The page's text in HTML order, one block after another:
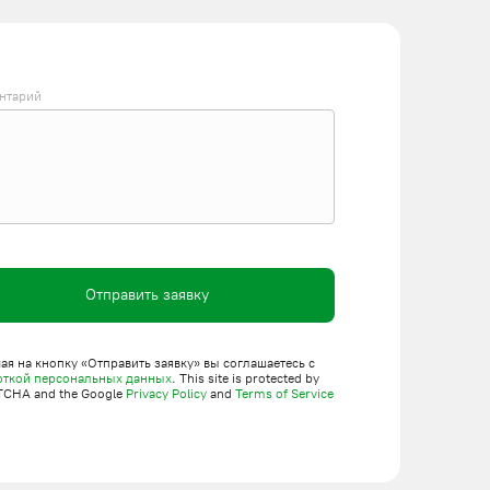
по низким ценам. Выполняем весь спектр
заявку на сайте или позвоните менеджерам по
Отправить заявку
на кнопку «Отправить заявку» вы соглашаетесь с
персональных данных. This site is protected by
and the Google Privacy Policy and Terms of Service